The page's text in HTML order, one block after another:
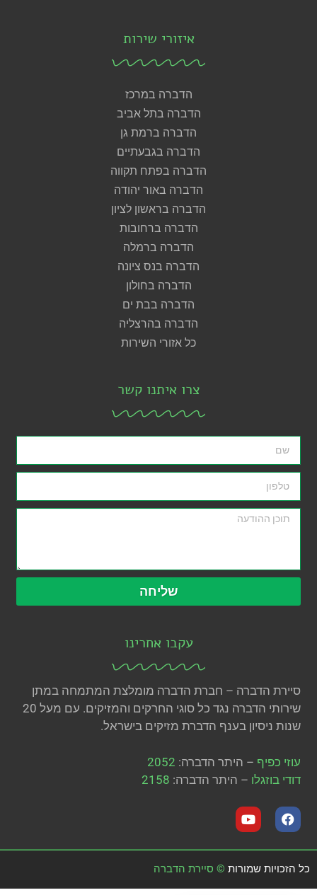
איזורי שירות
הדברה במרכז
הדברה בתל אביב
הדברה ברמת גן
הדברה בגבעתיים
הדברה בפתח תקווה
הדברה באור יהודה
הדברה בראשון לציון
הדברה ברחובות
הדברה ברמלה
הדברה בנס ציונה
הדברה בחולון
הדברה בבת ים
הדברה בהרצליה
כל אזורי השירות
צרו איתנו קשר
שליחה
עקבו אחרינו
סיירת הדברה – חברת הדברה מומלצת המתמחה במתן
שירותי הדברה נגד כל סוגי החרקים והמזיקים. עם מעל 20
שנות ניסיון בענף הדברת מזיקים בישראל.
עוזי כפיף – היתר הדברה: 2052
דודי בוזגלו – היתר הדברה: 2158
כל הזכויות שמורות © סיירת הדברה